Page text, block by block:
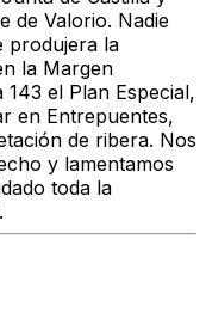
de Valorio. Nadie
produjera la
la Margen
el Plan Especial,
en Entrepuentes,
de ribera. Nos
y lamentamos
toda la